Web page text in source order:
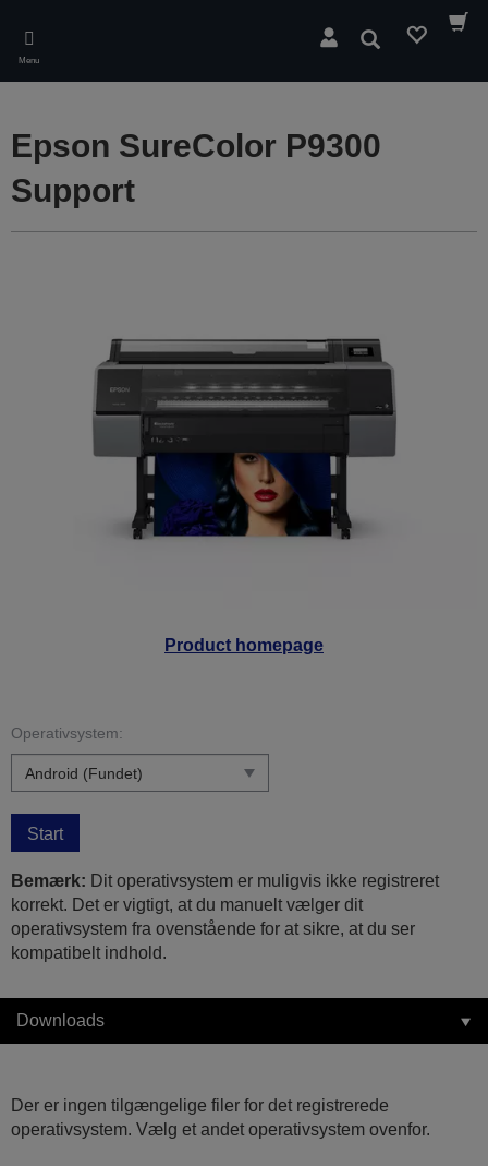
main
content
Menu
Søg
Product homepage
Epson SureColor P9300
Support
Operativsystem:
Start
Bemærk: Dit operativsystem er muligvis ikke registreret
korrekt. Det er vigtigt, at du manuelt vælger dit
operativsystem fra ovenstående for at sikre, at du ser
kompatibelt indhold.
Downloads
Der er ingen tilgængelige filer for det registrerede
operativsystem. Vælg et andet operativsystem ovenfor.